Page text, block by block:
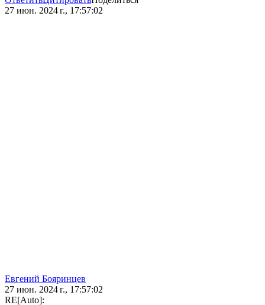
27 июн. 2024 г., 17:57:02
Евгений Бояринцев
27 июн. 2024 г., 17:57:02
RE[Auto]: